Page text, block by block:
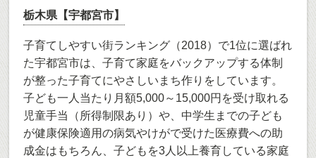
栃木県【宇都宮市】
子育てしやすい街ランキング（2018）で1位に選ばれ
た宇都宮市は、子育て家庭をバックアップする体制
が整った子育てにやさしいまち作りをしています。
子ども一人当たり月額5,000～15,000円を受け取れる
児童手当（所得制限あり）や、中学生までの子ども
が健康保険適用の病気やけがで受けた医療費への助
成金はもちろん、子どもを3人以上養育している家庭